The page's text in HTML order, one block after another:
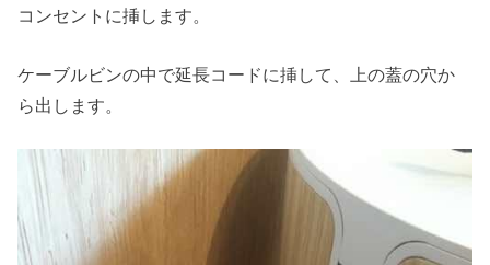
コンセントに挿します。
ケーブルビンの中で延長コードに挿して、上の蓋の穴か
ら出します。